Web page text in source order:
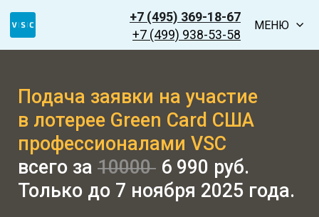
+7 (495) 369-18-67
+7 (499) 938-53-58
МЕНЮ
Подача заявки на участие
в лотерее Green Card США
профессионалами VSC
всего за 10000 6 990 руб.
Только до 7 ноября 2025 года.